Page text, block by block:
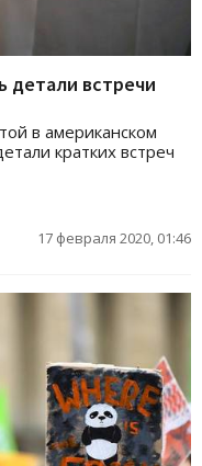
детали встречи
в американском
кратких встреч
17 февраля 2020, 01:46